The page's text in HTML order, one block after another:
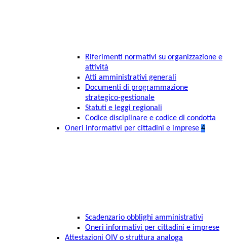
Riferimenti normativi su organizzazione e
attività
Atti amministrativi generali
Documenti di programmazione
strategico-gestionale
Statuti e leggi regionali
Codice disciplinare e codice di condotta
Oneri informativi per cittadini e imprese 4
Scadenzario obblighi amministrativi
Oneri informativi per cittadini e imprese
Attestazioni OIV o struttura analoga